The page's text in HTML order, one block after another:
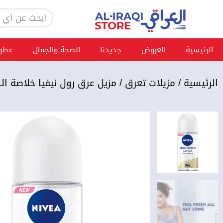
Search
الرئيسية العروض جديدنا الصحة والجمال
الرئيسية/مزيلات تعرق/ مزيل عرق رول نيفيا خلاصة